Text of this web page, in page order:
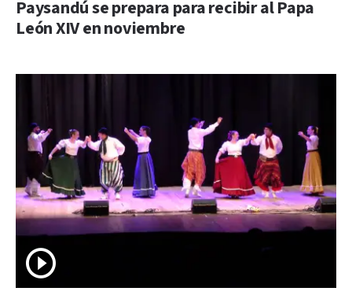
Paysandú se prepara para recibir al Papa
León XIV en noviembre